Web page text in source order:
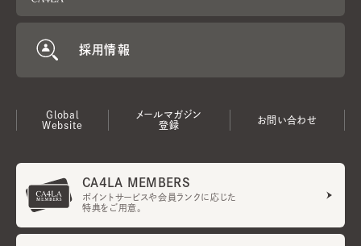
採用情報
Global
Website
メールマガジン
登録
お問い合わせ
CA4LA MEMBERS
ポイントサービスや会員ランクに応じた
特典をご用意。